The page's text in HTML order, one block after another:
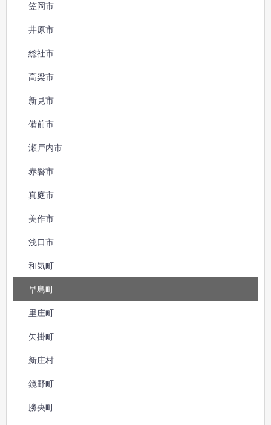
笠岡市
井原市
総社市
高梁市
新見市
備前市
瀬戸内市
赤磐市
真庭市
美作市
浅口市
和気町
早島町
里庄町
矢掛町
新庄村
鏡野町
勝央町